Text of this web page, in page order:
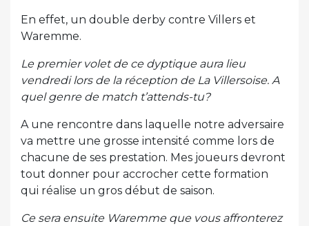
En effet, un double derby contre Villers et
Waremme.
Le premier volet de ce dyptique aura lieu
vendredi lors de la réception de La Villersoise. A
quel genre de match t’attends-tu?
A une rencontre dans laquelle notre adversaire
va mettre une grosse intensité comme lors de
chacune de ses prestation. Mes joueurs devront
tout donner pour accrocher cette formation
qui réalise un gros début de saison.
Ce sera ensuite Waremme que vous affronterez